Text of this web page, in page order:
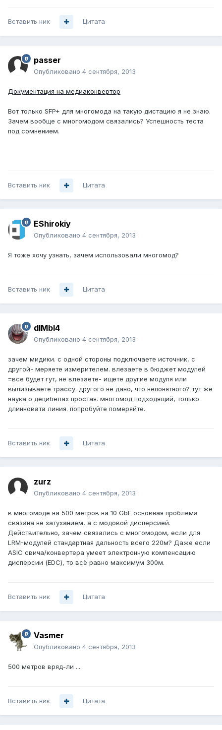
Вставить ник Цитата
passer
Опубликовано 4 сентября, 2013
Документация на медиаконвертор
Вот только SFP+ для многомода на такую дистацию я не знаю.
Зачем вообще с многомодом связались? Успешность теста
под сомнением.
Вставить ник Цитата
EShirokiy
Опубликовано 4 сентября, 2013
Я тоже хочу узнать, зачем использовали многомод?
Вставить ник Цитата
dIMbI4
Опубликовано 4 сентября, 2013
зачем мидики. с одной стороны подключаете источник, с
другой- меряете измерителем. влезаете в бюджет модулей
=все будет гут, не влезаете- ищете другие модуля или
вылизываете трассу. другого не дано, что непонятного? тут же
наука о децибелах простая. многомод подходящий, только
длинновата линия. попробуйте померяйте.
Вставить ник Цитата
zurz
Опубликовано 4 сентября, 2013
в многомоде на 500 метров на 10 GbE основная проблема
связана не затуханием, а с модовой дисперсией.
Действительно, зачем связались с многомодом, если для
LRM-модулей стандартная дальность всего 220м? Даже если
ASIC свича/конвертера умеет электронную компенсацию
дисперсии (EDC), то всё равно максимум 300м.
Вставить ник Цитата
Vasmer
Опубликовано 4 сентября, 2013
500 метров вряд-ли ....
Вставить ник Цитата